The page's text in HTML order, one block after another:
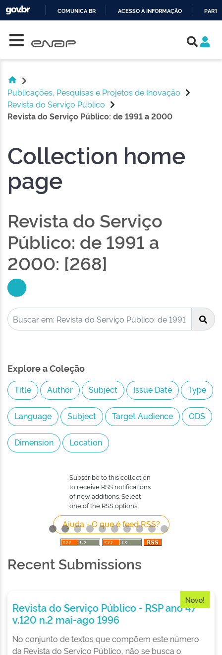
COMUNICA BR ACESSO À INFORMAÇÃO
Publicações, Pesquisas e Projetos de Inovação
Revista do Serviço Público
Revista do Serviço Público: de 1991 a 2000
Collection home
page
Revista do Serviço
Público: de 1991 a
2000: [268]
Explore a Coleção
Subscribe to this collection
to receive RSS notifications
of new additions. Select
one of the RSS options.
Ajuda - O que é feed RSS?
Recent Submissions
Novo!
Governabilidade, governance e reforma
do Estado: considerações sobre o novo
Este artigo apresenta considerações sobre os